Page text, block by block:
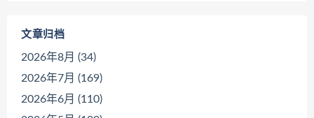
文章归档
2026年8月 (34)
2026年7月 (169)
2026年6月 (110)